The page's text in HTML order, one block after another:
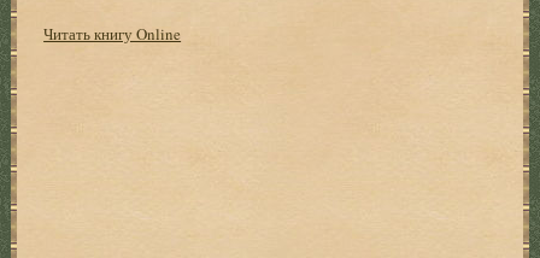
Читать книгу Online